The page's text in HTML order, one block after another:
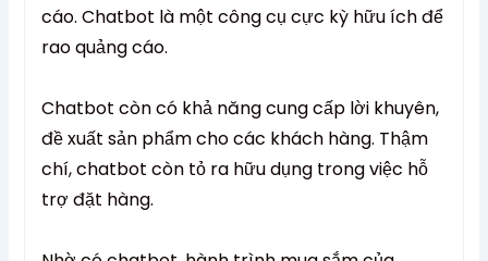
cáo. Chatbot là một công cụ cực kỳ hữu ích để
rao quảng cáo.
Chatbot còn có khả năng cung cấp lời khuyên,
đề xuất sản phẩm cho các khách hàng. Thậm
chí, chatbot còn tỏ ra hữu dụng trong việc hỗ
trợ đặt hàng.